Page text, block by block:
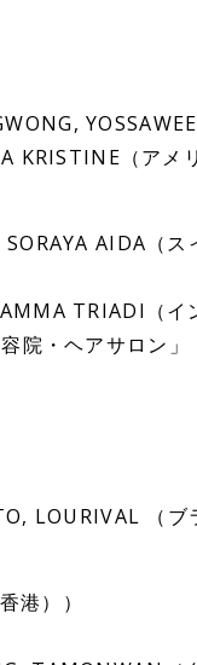
YOSSAWEE
KRISTINE（アメリ
AIDA（ス
TRIADI（イ
院・ヘアサロン」
LOURIVAL （ブ
港））